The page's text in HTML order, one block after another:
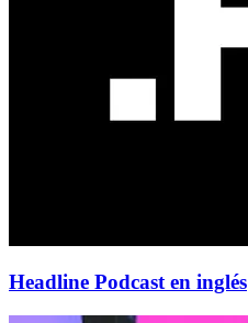
Headline Podcast en inglés